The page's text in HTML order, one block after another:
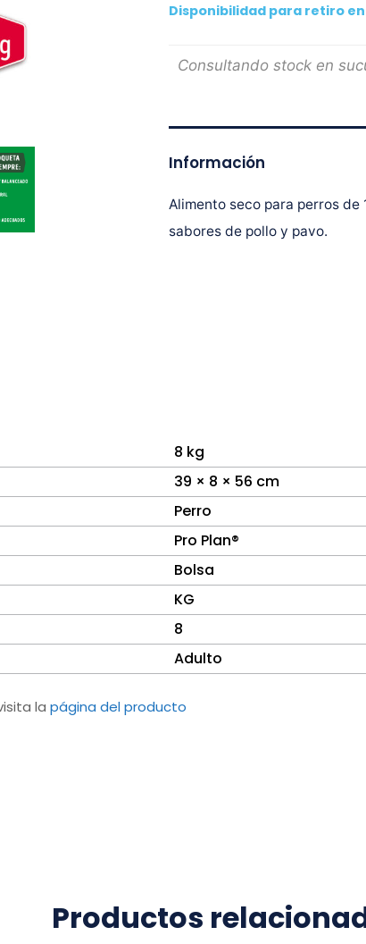
Disponibilidad para retiro
Consultando stock en
Información
Alimento seco para perros de
sabores de pollo y pavo.
8 kg
39 × 8 × 56 cm
Perro
Pro Plan®
Bolsa
KG
8
Adulto
la página del producto
Productos